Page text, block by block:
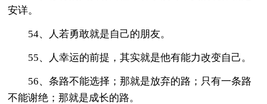
安详。
54、人若勇敢就是自己的朋友。
55、人幸运的前提，其实就是他有能力改变自己。
56、条路不能选择；那就是放弃的路；只有一条路
不能谢绝；那就是成长的路。